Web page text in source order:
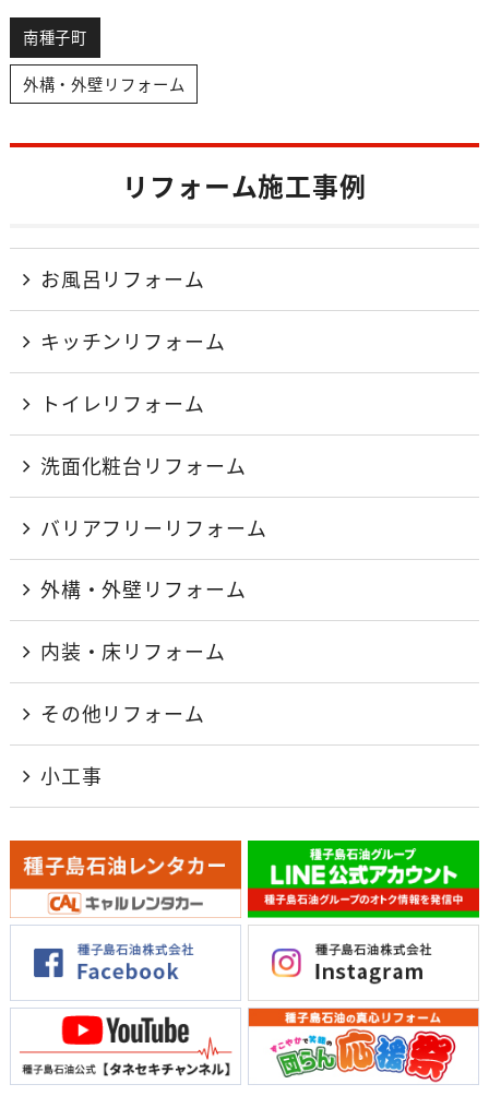
南種子町
外構・外壁リフォーム
リフォーム施工事例
お風呂リフォーム
キッチンリフォーム
トイレリフォーム
洗面化粧台リフォーム
バリアフリーリフォーム
外構・外壁リフォーム
内装・床リフォーム
その他リフォーム
小工事